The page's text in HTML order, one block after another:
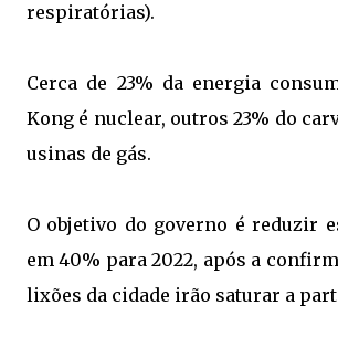
respiratórias).
Cerca de 23% da energia
Kong é nuclear, outros 23% do
usinas de gás.
O objetivo do governo é reduzir
em 40% para 2022, após a
lixões da cidade irão saturar a